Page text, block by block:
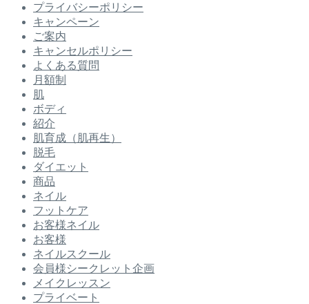
プライバシーポリシー
キャンペーン
ご案内
キャンセルポリシー
よくある質問
月額制
肌
ボディ
紹介
肌育成（肌再生）
脱毛
ダイエット
商品
ネイル
フットケア
お客様ネイル
お客様
ネイルスクール
会員様シークレット企画
メイクレッスン
プライベート